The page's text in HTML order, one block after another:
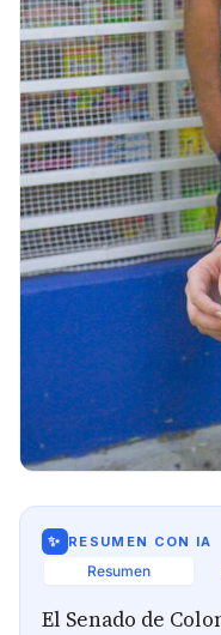
✨ RESUMEN CON IA
Resumen
El Senado de